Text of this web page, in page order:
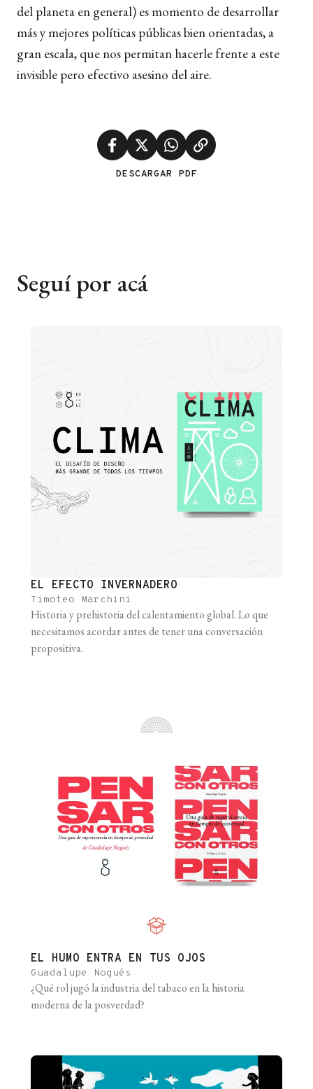
del planeta en general) es momento de desarrollar
más y mejores políticas públicas bien orientadas, a
gran escala, que nos permitan hacerle frente a este
invisible pero efectivo asesino del aire.
DESCARGAR PDF
Seguí por acá
EL EFECTO INVERNADERO
Timoteo Marchini
Historia y prehistoria del calentamiento global. Lo que
necesitamos acordar antes de tener una conversación
propositiva.
EL HUMO ENTRA EN TUS OJOS
Guadalupe Nogués
¿Qué rol jugó la industria del tabaco en la historia
moderna de la posverdad?